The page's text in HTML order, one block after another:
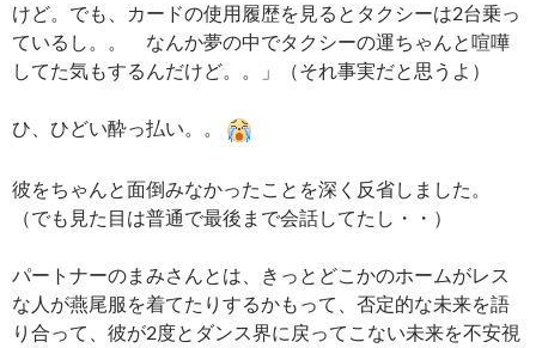
けど。でも、カードの使用履歴を見るとタクシーは2台乗っ
ているし。。 なんか夢の中でタクシーの運ちゃんと喧嘩
してた気もするんだけど。。」（それ事実だと思うよ）
ひ、ひどい酔っ払い。。
彼をちゃんと面倒みなかったことを深く反省しました。
（でも見た目は普通で最後まで会話してたし・・）
パートナーのまみさんとは、きっとどこかのホームがレス
な人が燕尾服を着てたりするかもって、否定的な未来を語
り合って、彼が2度とダンス界に戻ってこない未来を不安視